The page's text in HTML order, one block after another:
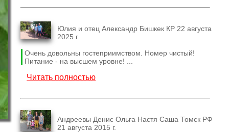
Юлия и отец Александр Бишкек КР 22 августа
2025 г.
Очень довольны гостеприимством. Номер чистый!
Питание - на высшем уровне! ...
Читать полностью
Андреевы Денис Ольга Настя Саша Томск РФ
21 августа 2015 г.